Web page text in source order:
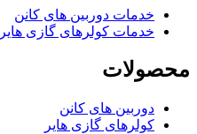
خدمات دوربین های کانن
خدمات کولرهای گازی هایر
محصولات
دوربین های کانن
کولرهای گازی هایر